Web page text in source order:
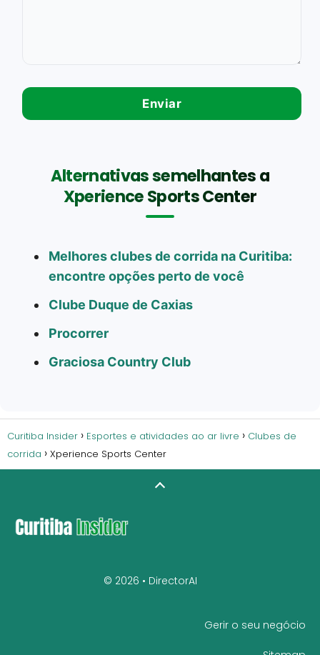
Alternativas semelhantes a
Xperience Sports Center
Melhores clubes de corrida na Curitiba:
encontre opções perto de você
Clube Duque de Caxias
Procorrer
Graciosa Country Club
Curitiba Insider Esportes e atividades ao ar livre
Clubes de
corrida
Xperience Sports Center
© 2026 • DirectorAI
Gerir o seu negócio